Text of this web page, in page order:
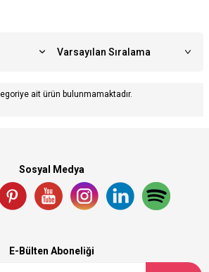
ait ürün bulunmamaktadır.
Sosyal Medya
E-Bülten Aboneliği